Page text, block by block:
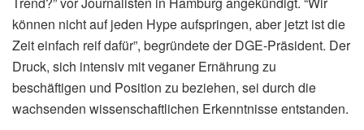
können nicht auf jeden Hype aufspringen, aber jetzt ist die
Zeit einfach reif dafür”, begründete der DGE-Präsident. Der
Druck, sich intensiv mit veganer Ernährung zu
beschäftigen und Position zu beziehen, sei durch die
wachsenden wissenschaftlichen Erkenntnisse entstanden.